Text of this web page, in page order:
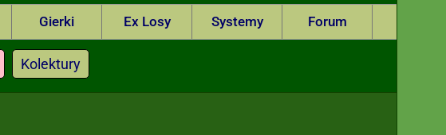
Gierki Ex Losy Systemy Forum
Kolektury